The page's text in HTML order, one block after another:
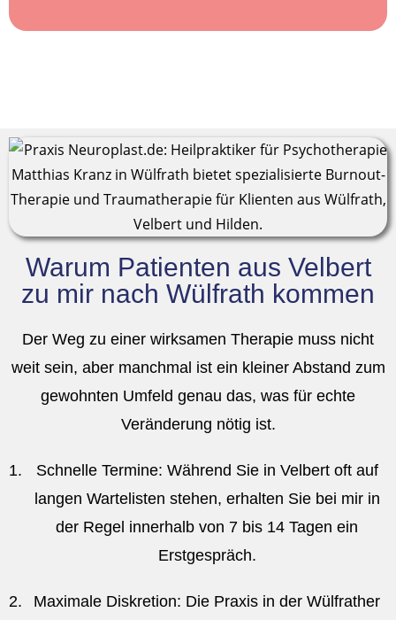
Warum Patienten aus Velbert
zu mir nach Wülfrath kommen
Der Weg zu einer wirksamen Therapie muss nicht
weit sein, aber manchmal ist ein kleiner Abstand zum
gewohnten Umfeld genau das, was für echte
Veränderung nötig ist.
Schnelle Termine: Während Sie in Velbert oft auf
langen Wartelisten stehen, erhalten Sie bei mir in
der Regel innerhalb von 7 bis 14 Tagen ein
Erstgespräch.
Maximale Diskretion: Die Praxis in der Wülfrather